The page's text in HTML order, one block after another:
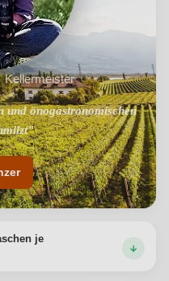
Kellermeister
önogastronomischen
Salento"
je